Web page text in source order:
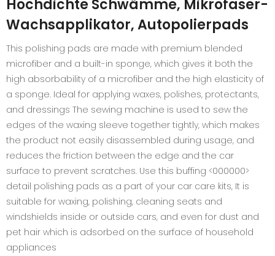
Hochdichte Schwämme, Mikrofaser-
Wachsapplikator, Autopolierpads
This polishing pads are made with premium blended
microfiber and a built-in sponge, which gives it both the
high absorbability of a microfiber and the high elasticity of
a sponge. Ideal for applying waxes, polishes, protectants,
and dressings The sewing machine is used to sew the
edges of the waxing sleeve together tightly, which makes
the product not easily disassembled during usage, and
reduces the friction between the edge and the car
surface to prevent scratches. Use this buffing <000000>
detail polishing pads as a part of your car care kits, It is
suitable for waxing, polishing, cleaning seats and
windshields inside or outside cars, and even for dust and
pet hair which is adsorbed on the surface of household
appliances